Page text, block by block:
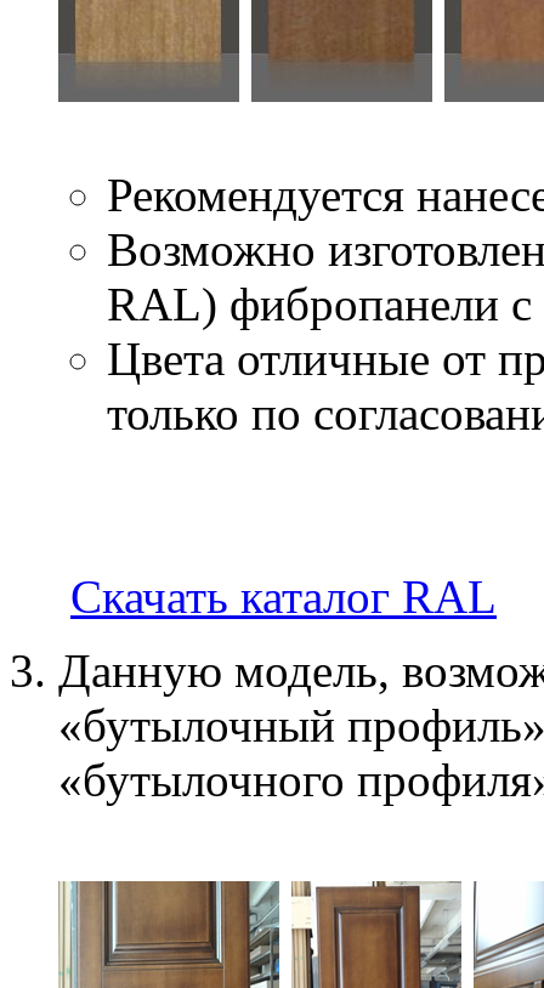
Рекомендуется
Возможно
RAL) фибропанели с
Цвета отличные от
только по
Скачать каталог RAL
Данную модель,
«бутылочный
«бутылочного